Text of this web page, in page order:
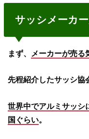
サッシメーカ
まず、 メーカーが売る
先程紹介したサッシ協
世界中でアルミサッシ
国ぐらい。